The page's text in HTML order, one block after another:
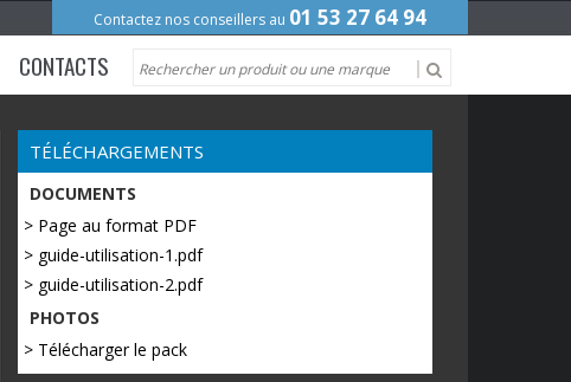
Contactez nos conseillers au 01 53 27 64 94
CONTACTS
TÉLÉCHARGEMENTS
DOCUMENTS
> Page au format PDF
> guide-utilisation-1.pdf
> guide-utilisation-2.pdf
PHOTOS
> Télécharger le pack